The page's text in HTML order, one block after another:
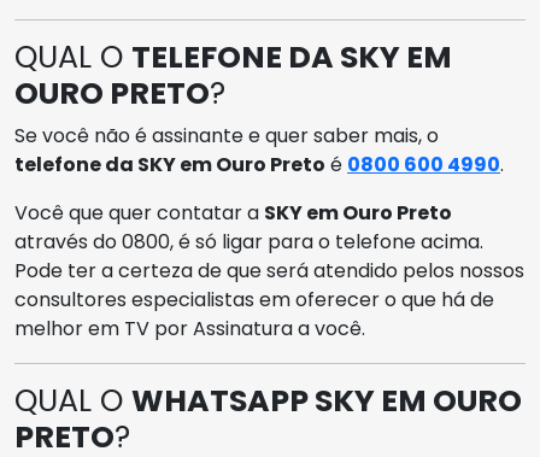
QUAL O TELEFONE DA SKY EM
OURO PRETO?
Se você não é assinante e quer saber mais, o
telefone da SKY em Ouro Preto é 0800 600 4990.
Você que quer contatar a SKY em Ouro Preto
através do 0800, é só ligar para o telefone acima.
Pode ter a certeza de que será atendido pelos nossos
consultores especialistas em oferecer o que há de
melhor em TV por Assinatura a você.
QUAL O WHATSAPP SKY EM OURO
PRETO?